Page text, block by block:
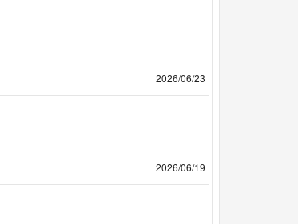
2026/06/23
2026/06/19